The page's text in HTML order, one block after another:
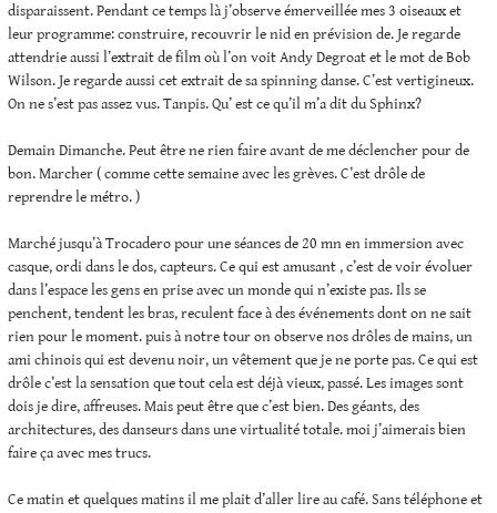
disparaissent. Pendant ce temps là j’observe émerveillée mes 3 oiseaux et
leur programme: construire, recouvrir le nid en prévision de. Je regarde
attendrie aussi l’extrait de film où l’on voit Andy Degroat et le mot de Bob
Wilson. Je regarde aussi cet extrait de sa spinning danse. C’est vertigineux.
On ne s’est pas assez vus. Tanpis. Qu’ est ce qu’il m’a dit du Sphinx?
Demain Dimanche. Peut être ne rien faire avant de me déclencher pour de
bon. Marcher ( comme cette semaine avec les grèves. C’est drôle de
reprendre le métro. )
Marché jusqu’à Trocadero pour une séances de 20 mn en immersion avec
casque, ordi dans le dos, capteurs. Ce qui est amusant , c’est de voir évoluer
dans l’espace les gens en prise avec un monde qui n’existe pas. Ils se
penchent, tendent les bras, reculent face à des événements dont on ne sait
rien pour le moment. puis à notre tour on observe nos drôles de mains, un
ami chinois qui est devenu noir, un vêtement que je ne porte pas. Ce qui est
drôle c’est la sensation que tout cela est déjà vieux, passé. Les images sont
dois je dire, affreuses. Mais peut être que c’est bien. Des géants, des
architectures, des danseurs dans une virtualité totale. moi j’aimerais bien
faire ça avec mes trucs.
Ce matin et quelques matins il me plait d’aller lire au café. Sans téléphone et